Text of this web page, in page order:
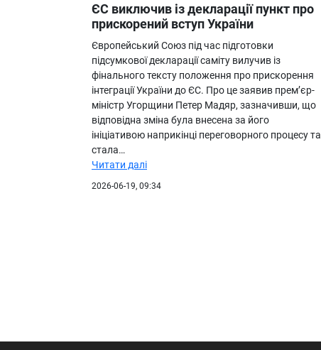
Про нас
ЄС виключив із декларації пункт про
прискорений вступ України
Європейський Союз під час підготовки
підсумкової декларації саміту вилучив із
фінального тексту положення про прискорення
інтеграції України до ЄС. Про це заявив прем’єр-
міністр Угорщини Петер Мадяр, зазначивши, що
відповідна зміна була внесена за його
ініціативою наприкінці переговорного процесу та
стала…
Читати далі
2026-06-19, 09:34